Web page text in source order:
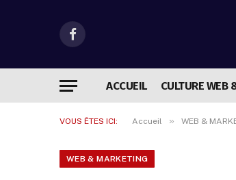
Facebook
ACCUEIL CULTURE WEB
VOUS ÊTES ICI: Accueil » WEB &
WEB & MARKETING